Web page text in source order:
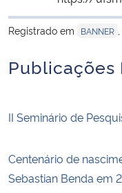
Registrado em
BANNER
Publicações
II Seminário de
Centenário de
Sebastian Benda em